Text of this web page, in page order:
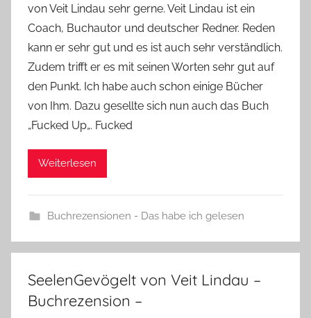
o
n
n
e
von Veit Lindau sehr gerne. Veit Lindau ist ein
Coach, Buchautor und deutscher Redner. Reden
kann er sehr gut und es ist auch sehr verständlich.
Zudem trifft er es mit seinen Worten sehr gut auf
den Punkt. Ich habe auch schon einige Bücher
von Ihm. Dazu gesellte sich nun auch das Buch
„Fucked Up„. Fucked
Weiterlesen
Buchrezensionen - Das habe ich gelesen
SeelenGevögelt von Veit Lindau –
Buchrezension –